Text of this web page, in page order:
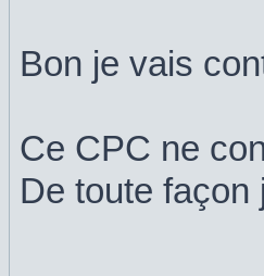
Bon je vais
Ce CPC ne
De toute façon